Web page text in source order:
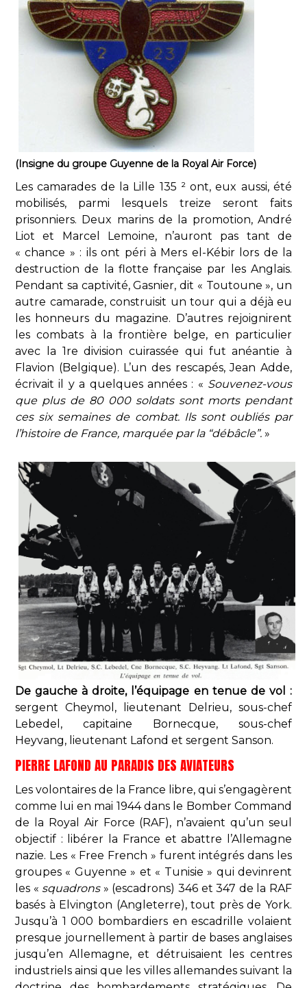
(Insigne du groupe Guyenne de la Royal Air Force)
Les camarades de la Lille 135 ² ont, eux aussi, été
mobilisés, parmi lesquels treize seront faits
prisonniers. Deux marins de la promotion, André
Liot et Marcel Lemoine, n’auront pas tant de
« chance » : ils ont péri à Mers el-Kébir lors de la
destruction de la flotte française par les Anglais.
Pendant sa captivité, Gasnier, dit « Toutoune », un
autre camarade, construisit un tour qui a déjà eu
les honneurs du magazine. D’autres rejoignirent
les combats à la frontière belge, en particulier
avec la 1re division cuirassée qui fut anéantie à
Flavion (Belgique). L’un des rescapés, Jean Adde,
écrivait il y a quelques années : « Souvenez-vous
que plus de 80 000 soldats sont morts pendant
ces six semaines de combat. Ils sont oubliés par
l’histoire de France, marquée par la “débâcle”. »
De gauche à droite, l’équipage en tenue de vol :
sergent Cheymol, lieutenant Delrieu, sous-chef
Lebedel, capitaine Bornecque, sous-chef
Heyvang, lieutenant Lafond et sergent Sanson.
PIERRE LAFOND AU PARADIS DES AVIATEURS
Les volontaires de la France libre, qui s’engagèrent
comme lui en mai 1944 dans le Bomber Command
de la Royal Air Force (RAF), n’avaient qu’un seul
objectif : libérer la France et abattre l’Allemagne
nazie. Les « Free French » furent intégrés dans les
groupes « Guyenne » et « Tunisie » qui devinrent
les « squadrons » (escadrons) 346 et 347 de la RAF
basés à Elvington (Angleterre), tout près de York.
Jusqu’à 1 000 bombardiers en escadrille volaient
presque journellement à partir de bases anglaises
jusqu’en Allemagne, et détruisaient les centres
industriels ainsi que les villes allemandes suivant la